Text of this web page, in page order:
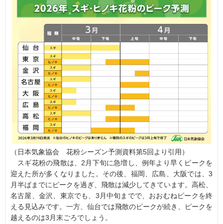
（日本気象協会 花粉シーズン予測資料第5回より引用）
スギ花粉の飛散は、2月下旬に急増し、例年より早くピークを
迎えた所が多くなりました。その後、福岡、広島、大阪では、3
月半ばまでにピークを過ぎ、飛散は減少してきています。高松、
名古屋、金沢、東京でも、3月中旬までで、おおむねピークを終
える見込みです。一方、仙台では飛散のピークが続き、ピークを
越えるのは3月末ごろでしょう。